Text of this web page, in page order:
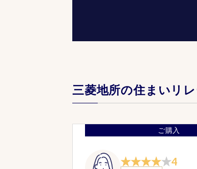
三菱地所の住まいリ
ご購入
4